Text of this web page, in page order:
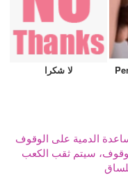
لا شكرا
لمساعدة الدمية على الوقوف
سيتم ثقب الكعب